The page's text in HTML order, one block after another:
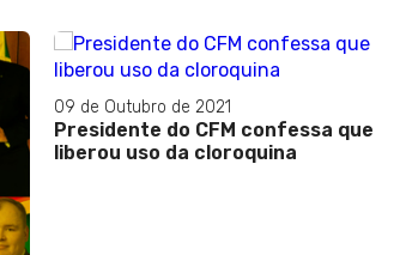
09 de Outubro de 2021
Presidente do CFM confessa que
liberou uso da cloroquina